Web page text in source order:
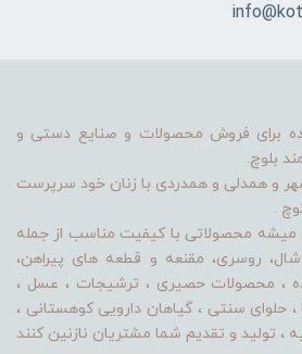
برای فروش محصولات و صنایع دستی و
بلوچ.
و همدلی و همدردی با زنان خود سرپرست
.
میشه محصولاتی با کیفیت مناسب از جمله
روسری، مقنعه و قطعه های پیراهن،
، محصولات حصیری ، ترشیجات ، عسل ،
حلوای سنتی ، گیاهان دارویی کوهستانی ،
، تولید و تقدیم شما مشتریان نازنین کنند